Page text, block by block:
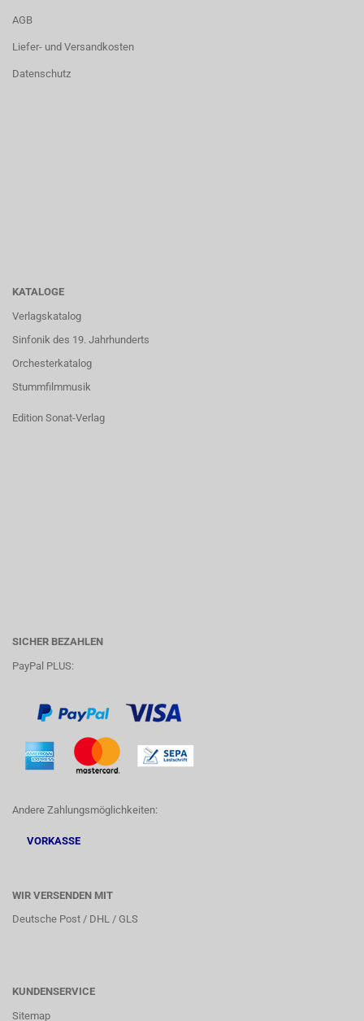
AGB
Liefer- und Versandkosten
Datenschutz
KATALOGE
Verlagskatalog
Sinfonik des 19. Jahrhunderts
Orchesterkatalog
Stummfilmmusik
Edition Sonat-Verlag
SICHER BEZAHLEN
PayPal PLUS:
Andere Zahlungsmöglichkeiten:
VORKASSE
WIR VERSENDEN MIT
Deutsche Post / DHL / GLS
KUNDENSERVICE
Sitemap